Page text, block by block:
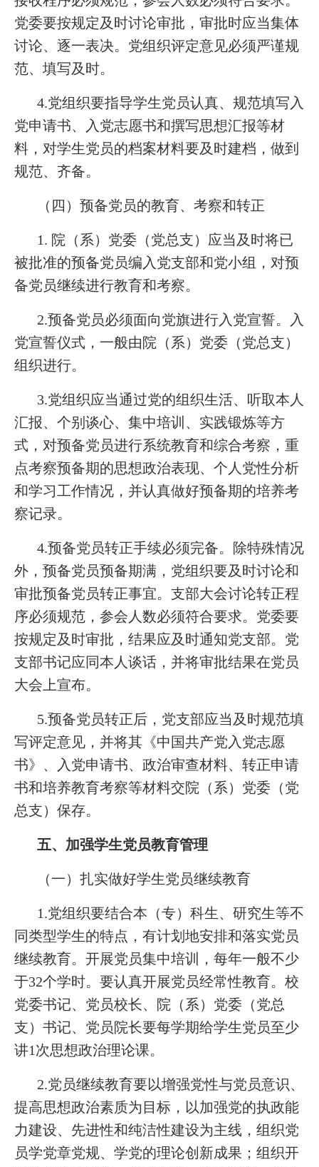
党委要按规定及时讨论审批，审批时应当集体
讨论、逐一表决。党组织评定意见必须严谨规
范、填写及时。
4.党组织要指导学生党员认真、规范填写入
党申请书、入党志愿书和撰写思想汇报等材
料，对学生党员的档案材料要及时建档，做到
规范、齐备。
（四）预备党员的教育、考察和转正
1. 院（系）党委（党总支）应当及时将已
被批准的预备党员编入党支部和党小组，对预
备党员继续进行教育和考察。
2.预备党员必须面向党旗进行入党宣誓。入
党宣誓仪式，一般由院（系）党委（党总支）
组织进行。
3.党组织应当通过党的组织生活、听取本人
汇报、个别谈心、集中培训、实践锻炼等方
式，对预备党员进行系统教育和综合考察，重
点考察预备期的思想政治表现、个人党性分析
和学习工作情况，并认真做好预备期的培养考
察记录。
4.预备党员转正手续必须完备。除特殊情况
外，预备党员预备期满，党组织要及时讨论和
审批预备党员转正事宜。支部大会讨论转正程
序必须规范，参会人数必须符合要求。党委要
按规定及时审批，结果应及时通知党支部。党
支部书记应同本人谈话，并将审批结果在党员
大会上宣布。
5.预备党员转正后，党支部应当及时规范填
写评定意见，并将其《中国共产党入党志愿
书》、入党申请书、政治审查材料、转正申请
书和培养教育考察等材料交院（系）党委（党
总支）保存。
五、加强学生党员教育管理
（一）扎实做好学生党员继续教育
1.党组织要结合本（专）科生、研究生等不
同类型学生的特点，有计划地安排和落实党员
继续教育。开展党员集中培训，每年一般不少
于32个学时。要认真开展党员经常性教育。校
党委书记、党员校长、院（系）党委（党总
支）书记、党员院长要每学期给学生党员至少
讲1次思想政治理论课。
2.党员继续教育要以增强党性与党员意识、
提高思想政治素质为目标，以加强党的执政能
力建设、先进性和纯洁性建设为主线，组织党
员学党章党规、学党的理论创新成果；组织开